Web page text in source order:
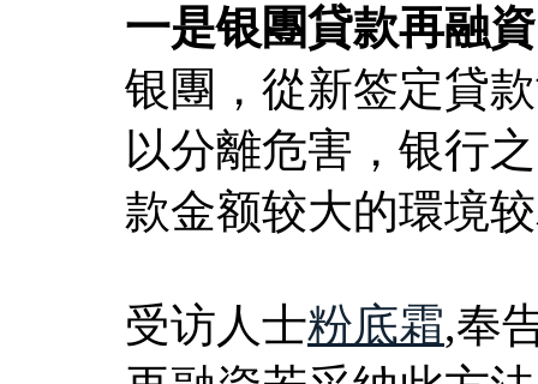
一是银團貸款再融
银團，從新签定貸
以分離危害，银行
款金额较大的環境
受访人士粉底霜,奉